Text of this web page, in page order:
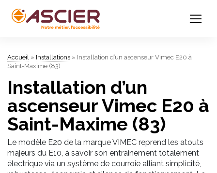
Accueil » Installations » Installation d’un ascenseur Vimec E20 à
Saint-Maxime (83)
Installation d’un
ascenseur Vimec E20 à
Saint-Maxime (83)
Le modèle E20 de la marque VIMEC reprend les atouts
majeurs du E10, à savoir son entrainement totalement
électrique via un système de courroie alliant simplicité,